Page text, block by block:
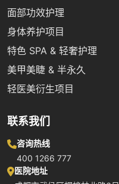
面部功效护理
身体养护项目
特色 SPA & 轻奢护理
美甲美睫 & 半永久
轻医美衍生项目
联系我们
咨询热线
400 1266 777
医院地址